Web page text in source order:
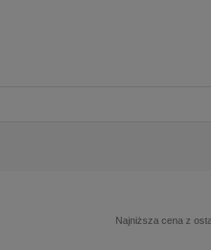
Najniższa cena z